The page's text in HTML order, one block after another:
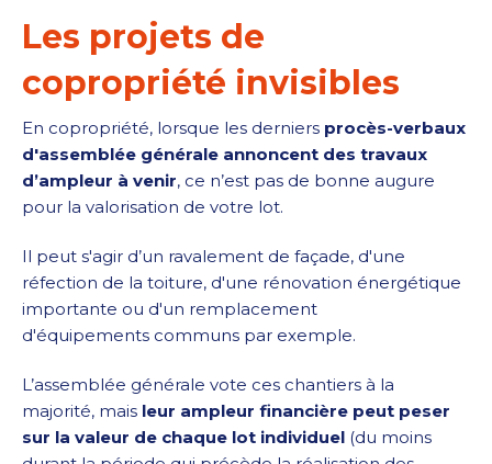
Les projets de
copropriété invisibles
En copropriété, lorsque les derniers procès-verbaux
d'assemblée générale annoncent des travaux
d’ampleur à venir, ce n’est pas de bonne augure
pour la valorisation de votre lot.
Il peut s'agir d’un ravalement de façade, d'une
réfection de la toiture, d'une rénovation énergétique
importante ou d'un remplacement
d'équipements communs par exemple.
L’assemblée générale vote ces chantiers à la
majorité, mais leur ampleur financière peut peser
sur la valeur de chaque lot individuel (du moins